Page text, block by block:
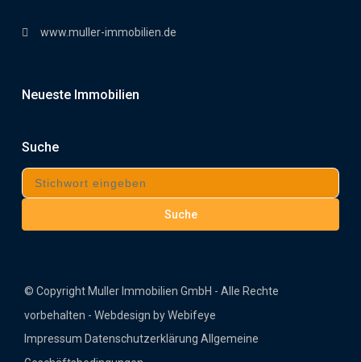
www.muller-immobilien.de
Neueste Immobilien
Suche
Suche
© Copyright Muller Immobilien GmbH - Alle Rechte
vorbehalten - Webdesign by Webifeye
Impressum Datenschutzerklärung Allgemeine